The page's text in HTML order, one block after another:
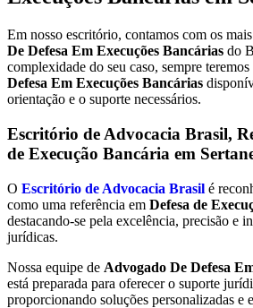
Em nosso escritório, contamos com os
De Defesa Em Execuções Bancárias do
complexidade do seu caso, sempre teremos
Defesa Em Execuções Bancárias
orientação e o suporte necessários.
Escritório de Advocacia Brasil,
de Execução Bancária em
O Escritório de Advocacia Brasil é
como uma referência em Defesa de
destacando-se pela excelência, precisão e
jurídicas.
Nossa equipe de Advogado De Defesa
está preparada para oferecer o suporte
proporcionando soluções personalizadas e